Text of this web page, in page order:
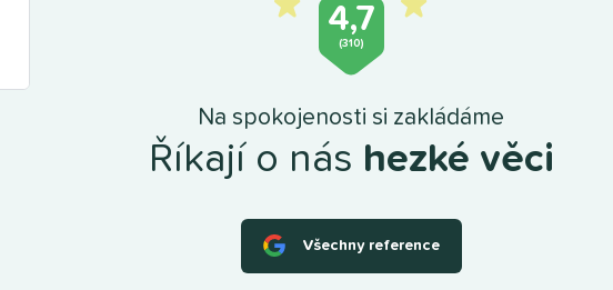
4,7
(310)
Na spokojenosti si zakládáme
Říkají o nás hezké věci
Všechny reference